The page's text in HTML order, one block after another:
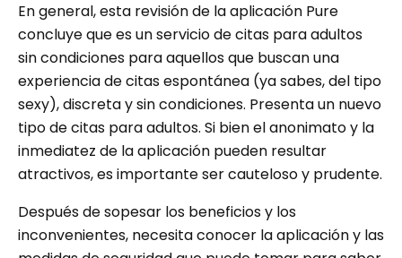
En general, esta revisión de la aplicación Pure
concluye que es un servicio de citas para adultos
sin condiciones para aquellos que buscan una
experiencia de citas espontánea (ya sabes, del tipo
sexy), discreta y sin condiciones. Presenta un nuevo
tipo de citas para adultos. Si bien el anonimato y la
inmediatez de la aplicación pueden resultar
atractivos, es importante ser cauteloso y prudente.
Después de sopesar los beneficios y los
inconvenientes, necesita conocer la aplicación y las